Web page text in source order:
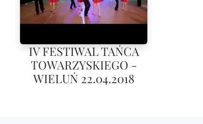
IV FESTIWAL TAŃCA
TOWARZYSKIEGO -
WIELUŃ 22.04.2018